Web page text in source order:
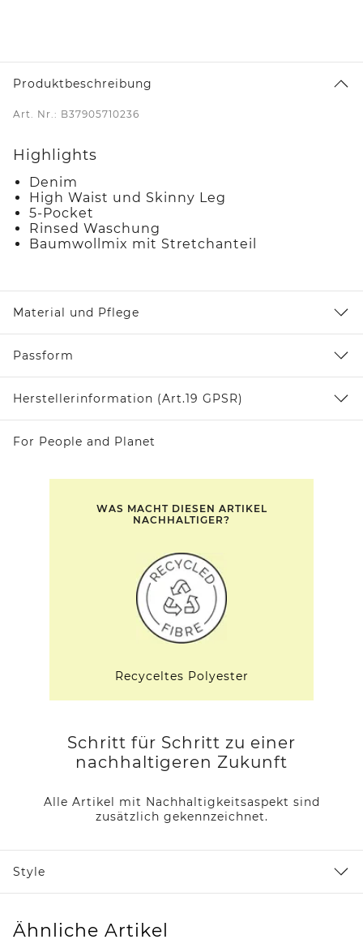
Produktbeschreibung
Art. Nr.: B37905710236
Highlights
Denim
High Waist und Skinny Leg
5-Pocket
Rinsed Waschung
Baumwollmix mit Stretchanteil
Material und Pflege
Passform
Herstellerinformation (Art.19 GPSR)
For People and Planet
WAS MACHT DIESEN ARTIKEL
NACHHALTIGER?
Recyceltes Polyester
Schritt für Schritt zu einer
nachhaltigeren Zukunft
Alle Artikel mit Nachhaltigkeitsaspekt sind
zusätzlich gekennzeichnet.
Style
Ähnliche Artikel